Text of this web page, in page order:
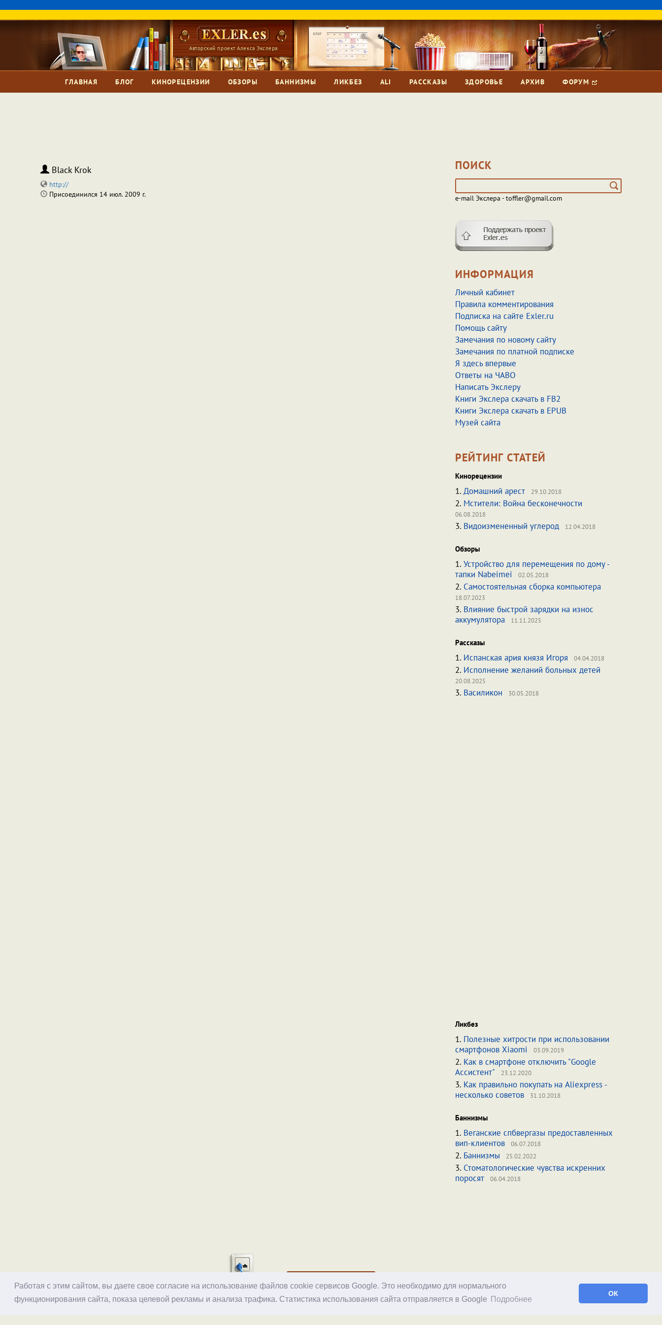
Работая с этим сайтом, вы даете свое согласие на использование файлов cookie сервисов Google. Это необходимо для нормального
функционирования сайта, показа целевой рекламы и анализа трафика. Статистика использования сайта отправляется в Google
Подробнее
ОК
Авторский проект Алекса Экслера
ГЛАВНАЯ БЛОГ КИНОРЕЦЕНЗИИ ОБЗОРЫ БАННИЗМЫ ЛИКБЕЗ ALI РАССКАЗЫ ЗДОРОВЬЕ АРХИВ ФОРУМ
Black Krok
http://
Присоединился 14 июл. 2009 г.
ПОИСК
e-mail Экслера - toffler@gmail.com
ИНФОРМАЦИЯ
Личный кабинет
Правила комментирования
Подписка на сайте Exler.ru
Помощь сайту
Замечания по новому сайту
Замечания по платной подписке
Я здесь впервые
Ответы на ЧАВО
Написать Экслеру
Книги Экслера скачать в FB2
Книги Экслера скачать в EPUB
Музей сайта
РЕЙТИНГ СТАТЕЙ
Кинорецензии
1. Домашний арест 29.10.2018
2. Мстители: Война бесконечности
06.08.2018
3. Видоизмененный углерод 12.04.2018
Обзоры
1. Устройство для перемещения по дому -
тапки Nabeimei
02.05.2018
2. Самостоятельная сборка компьютера
18.07.2023
3. Влияние быстрой зарядки на износ
аккумулятора
11.11.2025
Рассказы
1. Испанская ария князя Игоря 04.04.2018
2. Исполнение желаний больных детей
20.08.2025
3. Василикон 30.05.2018
Ликбез
1. Полезные хитрости при использовании
смартфонов Xiaomi
03.09.2019
2. Как в смартфоне отключить "Google
Ассистент"
23.12.2020
3. Как правильно покупать на Aliexpress -
несколько советов
31.10.2018
Баннизмы
1. Веганские спбвергазы предоставленных
вип-клиентов
06.07.2018
2. Баннизмы 25.02.2022
3. Стоматологические чувства искренних
поросят
06.04.2018
© 1998–2026 Alex Exler RSS блога